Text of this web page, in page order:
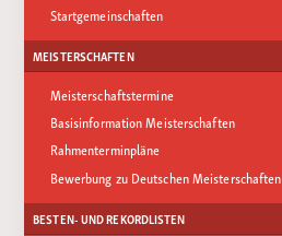
Startgemeinschaften
MEISTERSCHAFTEN
Meisterschaftstermine
Basisinformation Meisterschaften
Rahmenterminpläne
Bewerbung zu Deutschen Meisterschaften
BESTEN- UND REKORDLISTEN